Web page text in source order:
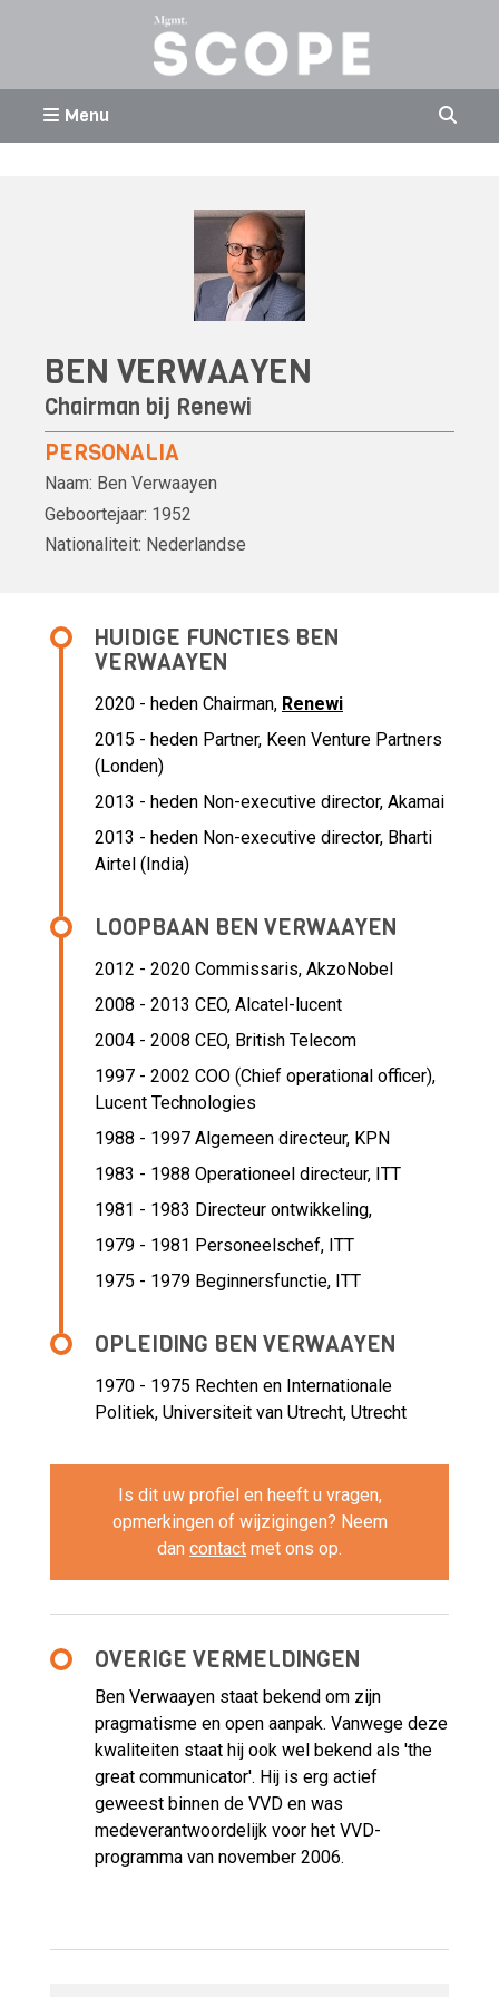
Menu
BEN VERWAAYEN
Chairman bij Renewi
PERSONALIA
Naam: Ben Verwaayen
Geboortejaar: 1952
Nationaliteit: Nederlandse
HUIDIGE FUNCTIES BEN
VERWAAYEN
2020 - heden Chairman, Renewi
2015 - heden Partner, Keen Venture Partners
(Londen)
2013 - heden Non-executive director, Akamai
2013 - heden Non-executive director, Bharti
Airtel (India)
LOOPBAAN BEN VERWAAYEN
2012 - 2020 Commissaris, AkzoNobel
2008 - 2013 CEO, Alcatel-lucent
2004 - 2008 CEO, British Telecom
1997 - 2002 COO (Chief operational officer),
Lucent Technologies
1988 - 1997 Algemeen directeur, KPN
1983 - 1988 Operationeel directeur, ITT
1981 - 1983 Directeur ontwikkeling,
1979 - 1981 Personeelschef, ITT
1975 - 1979 Beginnersfunctie, ITT
OPLEIDING BEN VERWAAYEN
1970 - 1975 Rechten en Internationale
Politiek, Universiteit van Utrecht, Utrecht
Is dit uw profiel en heeft u vragen,
opmerkingen of wijzigingen? Neem
dan contact met ons op.
OVERIGE VERMELDINGEN
Ben Verwaayen staat bekend om zijn
pragmatisme en open aanpak. Vanwege deze
kwaliteiten staat hij ook wel bekend als 'the
great communicator'. Hij is erg actief
geweest binnen de VVD en was
medeverantwoordelijk voor het VVD-
programma van november 2006.